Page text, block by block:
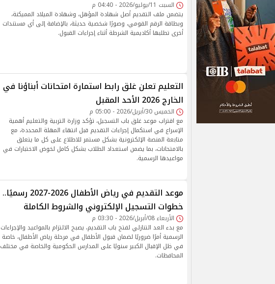
السبت 11/يوليو/2026 - 04:40 م
يتضمن ملف التقديم أصل شهادة المؤهل، وشهادة الميلاد المميكنة،
وبطاقة الرقم القومي، وصورًا شخصية حديثة، بالإضافة إلى أي مستندات
أخرى تطلبها أكاديمية الشرطة أثناء إجراءات القبول.
التعليم تعلن غلق رابط استمارة امتحانات أبناؤنا في
الخارج 2026 الأحد المقبل
الخميس 30/أبريل/2026 - 05:00 م
مع اقتراب موعد غلق باب التسجيل، تؤكد وزارة التربية والتعليم أهمية
الإسراع في استكمال إجراءات التقديم قبل انتهاء المهلة المحددة، مع
متابعة المنصة الإلكترونية بشكل مستمر للاطلاع على كل ما يتعلق
بالامتحانات، بما يضمن استعداد الطلاب بشكل كامل لخوض الاختبارات في
مواعيدها الرسمية.
موعد التقديم في رياض الأطفال 2026-2027 رسميًا..
خطوات التسجيل الإلكتروني والشروط الكاملة
الأربعاء 08/أبريل/2026 - 03:30 م
مع بدء العد التنازلي لفتح باب التقديم، يصبح الالتزام بالمواعيد والإجراءات
الرسمية أمرًا ضروريًا لضمان قبول الأطفال في مرحلة رياض الأطفال، خاصة
في ظل الإقبال الكبير سنويًا على المدارس الحكومية والخاصة في مختلف
المحافظات.